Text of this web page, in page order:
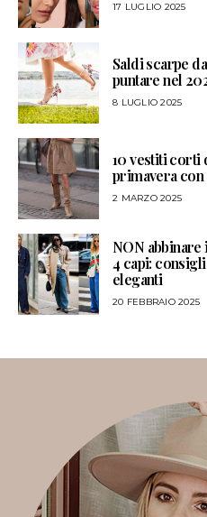
17 LUGLIO 2025
Saldi scarpe
puntare nel
8 LUGLIO 2025
10 vestiti corti
primavera
2 MARZO 2025
NON abbinare
4 capi:
eleganti
20 FEBBRAIO 2025